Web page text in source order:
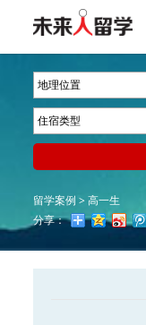
留学案例 >高一生
分享：